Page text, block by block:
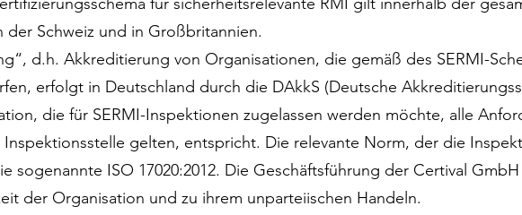
der Schweiz und in Großbritannien.
d.h. Akkreditierung von Organisationen, die gemäß des SERMI-
erfolgt in Deutschland durch die DAkkS (Deutsche
die für SERMI-Inspektionen zugelassen werden möchte, alle
gelten, entspricht. Die relevante Norm, der die
sogenannte ISO 17020:2012. Die Geschäftsführung der Certival
der Organisation und zu ihrem unparteiischen Handeln.